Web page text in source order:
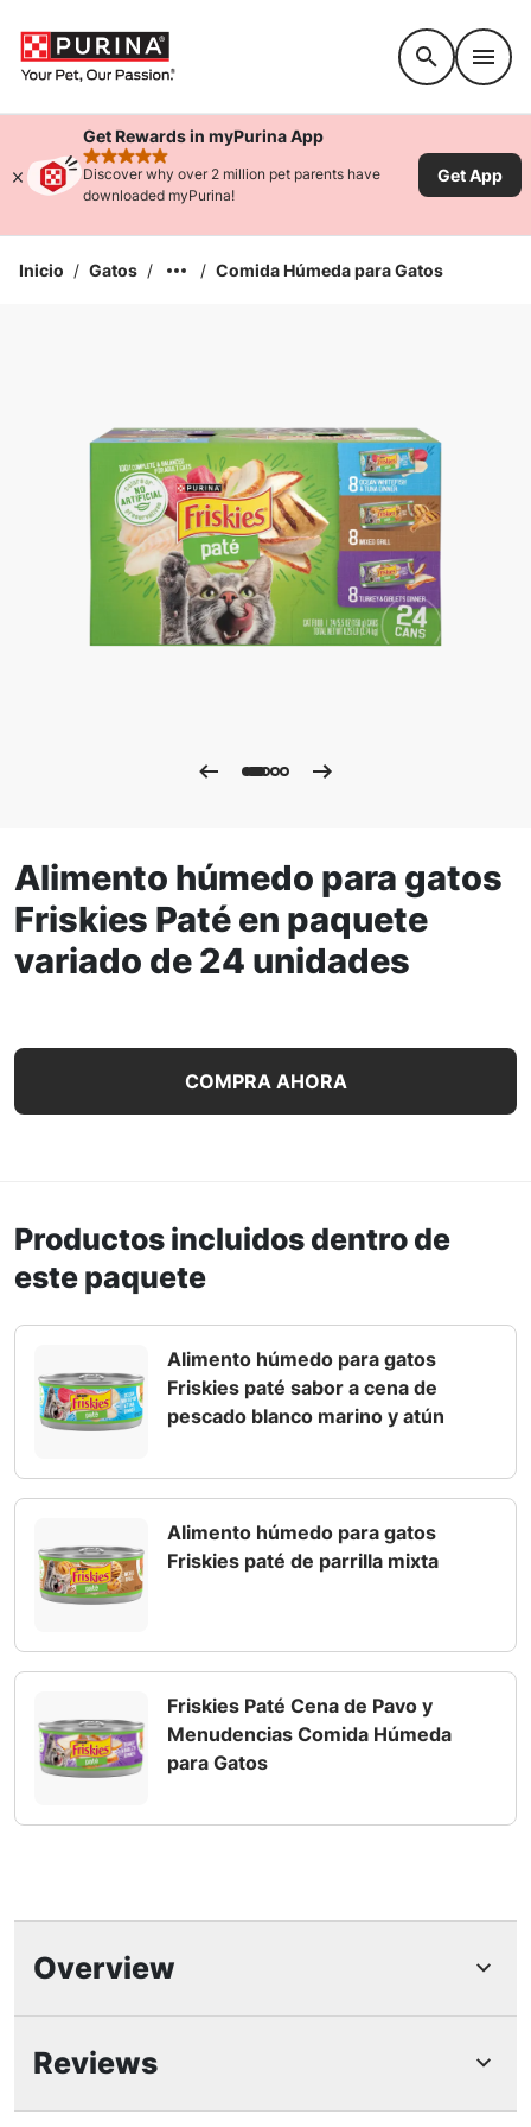
Get Rewards in myPurina App
rated 4.9 stars
Discover why over 2 million pet parents have
downloaded myPurina!
Get App
Inicio / Gatos / / Comida Húmeda para Gatos
Ampliar la Imagen
Alimento húmedo para gatos
Friskies Paté en paquete
variado de 24 unidades
Alimento húmedo para gatos Friskies Paté en paquete
COMPRA AHORA
Productos incluidos dentro de
este paquete
Alimento húmedo para gatos
Friskies paté sabor a cena de
pescado blanco marino y atún
Alimento húmedo para gatos
Friskies paté de parrilla mixta
Friskies Paté Cena de Pavo y
Menudencias Comida Húmeda
para Gatos
Overview
Características Destacadas
Reviews